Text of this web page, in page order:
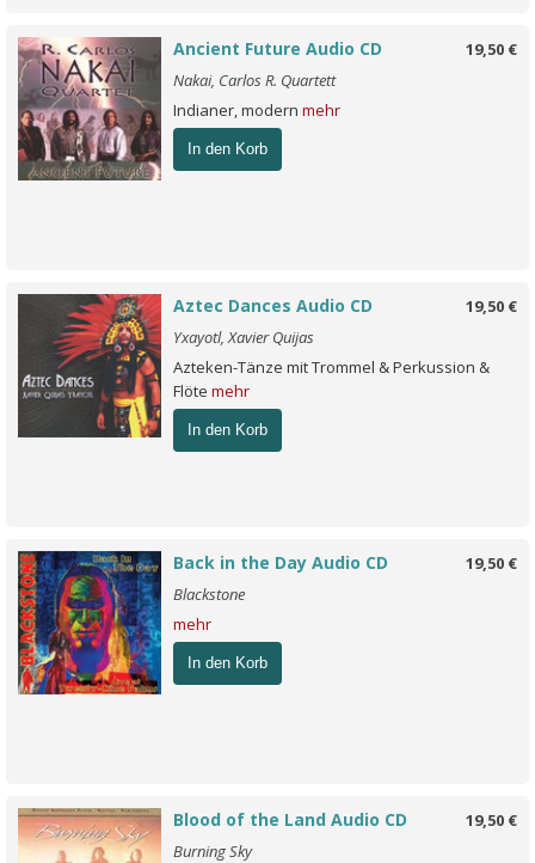
19,50 €
Ancient Future Audio CD
Nakai, Carlos R. Quartett
Indianer, modern mehr
In den Korb
19,50 €
Aztec Dances Audio CD
Yxayotl, Xavier Quijas
Azteken-Tänze mit Trommel & Perkussion &
Flöte mehr
In den Korb
19,50 €
Back in the Day Audio CD
Blackstone
mehr
In den Korb
19,50 €
Blood of the Land Audio CD
Burning Sky